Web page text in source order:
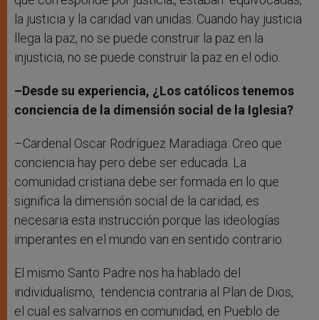
la justicia y la caridad van unidas. Cuando hay justicia
llega la paz, no se puede construir la paz en la
injusticia, no se puede construir la paz en el odio.
–Desde su experiencia, ¿Los católicos tenemos
conciencia de la dimensión social de la Iglesia?
–Cardenal Oscar Rodríguez Maradiaga: Creo que
conciencia hay pero debe ser educada. La
comunidad cristiana debe ser formada en lo que
significa la dimensión social de la caridad, es
necesaria esta instrucción porque las ideologías
imperantes en el mundo van en sentido contrario.
El mismo Santo Padre nos ha hablado del
individualismo, tendencia contraria al Plan de Dios,
el cual es salvarnos en comunidad, en Pueblo de